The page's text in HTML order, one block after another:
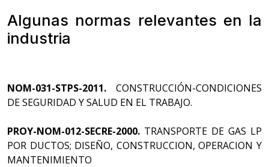
Algunas normas relevantes en la
industria
NOM-031-STPS-2011. CONSTRUCCIÓN-CONDICIONES
DE SEGURIDAD Y SALUD EN EL TRABAJO.
PROY-NOM-012-SECRE-2000. TRANSPORTE DE GAS LP
POR DUCTOS; DISEÑO, CONSTRUCCION, OPERACION Y
MANTENIMIENTO